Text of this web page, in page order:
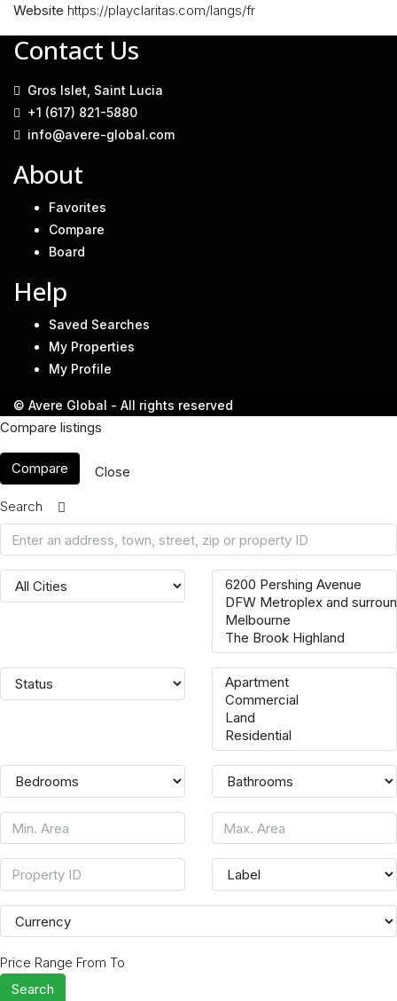
Website https://playclaritas.com/langs/fr
Contact Us
Gros Islet, Saint Lucia
+1 (617) 821-5880
info@avere-global.com
About
Favorites
Compare
Board
Help
Saved Searches
My Properties
My Profile
© Avere Global - All rights reserved
Compare listings
Compare Close
Search
Price Range From To
Search